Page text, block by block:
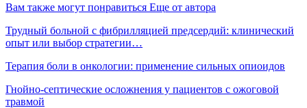
Вам также могут понравиться Еще от автора
Трудный больной с фибрилляцией предсердий: клинический
опыт или выбор стратегии…
Терапия боли в онкологии: применение сильных опиоидов
Гнойно-септические осложнения у пациентов с ожоговой
травмой